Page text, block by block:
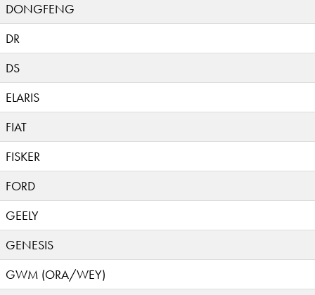
DONGFENG
DR
DS
ELARIS
FIAT
FISKER
FORD
GEELY
GENESIS
GWM (ORA/WEY)